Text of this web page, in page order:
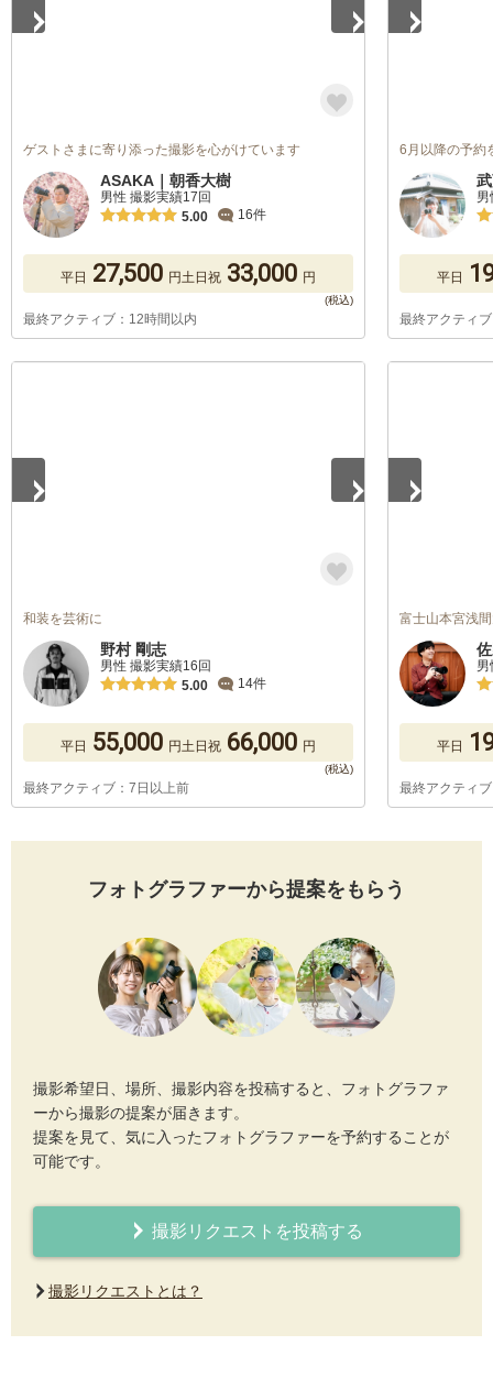
ゲストさまに寄り添った撮影を心がけています
ASAKA｜朝香大樹
男性 撮影実績17回
5.00
16件
平日 27,500 円土日祝 33,000 円
最終アクティブ：12時間以内
6月以降の予約
平日
最終アクティ
和装を芸術に
野村 剛志
男性 撮影実績16回
5.00
14件
平日 55,000 円土日祝 66,000 円
最終アクティブ：7日以上前
富士山本宮浅
男
平日
最終アクティ
フォトグラファーから提案をもらう
撮影希望日、場所、撮影内容を投稿すると、フォトグラファ
ーから撮影の提案が届きます。
提案を見て、気に入ったフォトグラファーを予約することが
可能です。
撮影リクエストを投稿する
撮影リクエストとは？